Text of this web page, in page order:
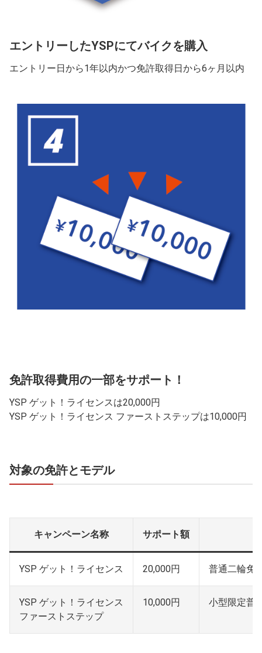
エントリーしたYSPにてバイクを購入
エントリー日から1年以内かつ免許取得日から6ヶ月以内
免許取得費用の一部をサポート！
YSP ゲット！ライセンスは20,000円
YSP ゲット！ライセンス ファーストステップは10,000円
対象の免許とモデル
キャンペーン名称 サポート額
YSP ゲット！ライセンス 20,000円 普通二輪免
YSP ゲット！ライセンス
ファーストステップ
10,000円 小型限定普